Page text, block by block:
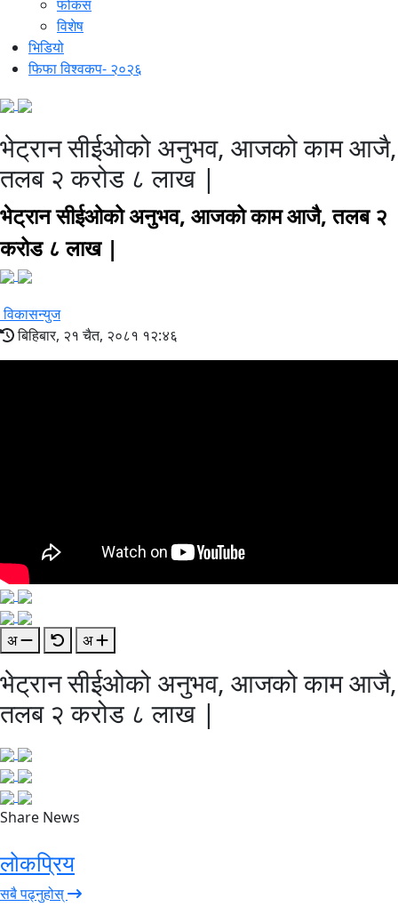
फोकस
विशेष
भिडियो
फिफा विश्वकप- २०२६
भेट्रान सीईओको अनुभव, आजको काम आजै,
तलब २ करोड ८ लाख |
भेट्रान सीईओको अनुभव, आजको काम आजै, तलब २
करोड ८ लाख |
विकासन्युज
बिहिबार, २१ चैत, २०८१ १२:४६
अ अ
भेट्रान सीईओको अनुभव, आजको काम आजै,
तलब २ करोड ८ लाख |
Share News
लोकप्रिय
सबै पढ्नुहोस्